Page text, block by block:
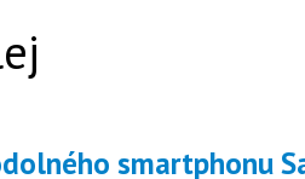
smartphonu